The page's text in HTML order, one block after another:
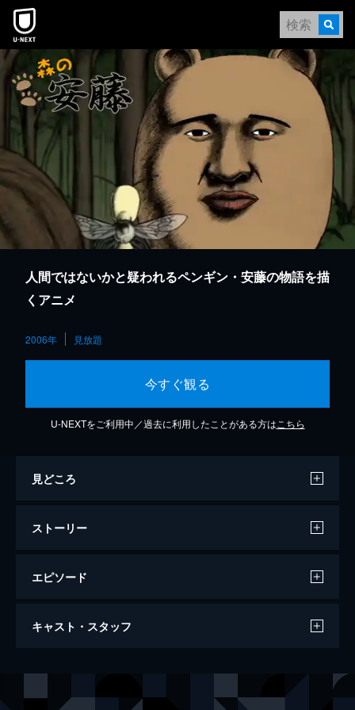
本文へスキップ
人間ではないかと疑われるペンギン・安藤の物語を描
くアニメ
2006年 見放題
今すぐ観る
U-NEXTをご利用中／過去に利用したことがある方は こちら
見どころ
ストーリー
エピソード
森の安藤
キャスト・スタッフ